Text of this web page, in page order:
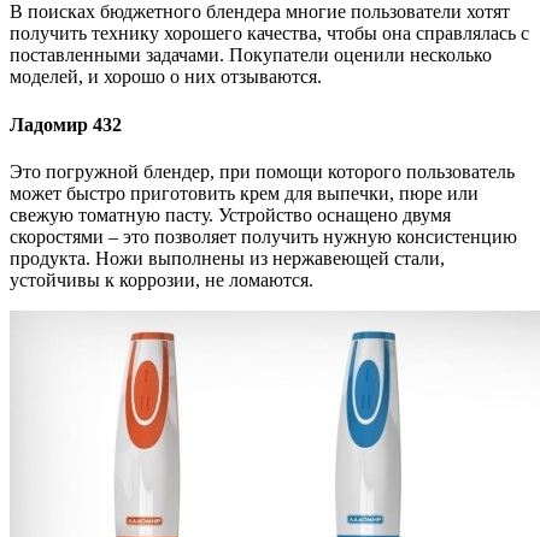
В поисках бюджетного блендера многие пользователи хотят
получить технику хорошего качества, чтобы она справлялась с
поставленными задачами. Покупатели оценили несколько
моделей, и хорошо о них отзываются.
Ладомир 432
Это погружной блендер, при помощи которого пользователь
может быстро приготовить крем для выпечки, пюре или
свежую томатную пасту. Устройство оснащено двумя
скоростями – это позволяет получить нужную консистенцию
продукта. Ножи выполнены из нержавеющей стали,
устойчивы к коррозии, не ломаются.